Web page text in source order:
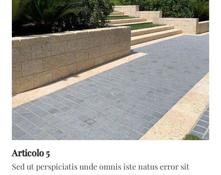
Articolo 5
Sed ut perspiciatis unde omnis iste natus error sit